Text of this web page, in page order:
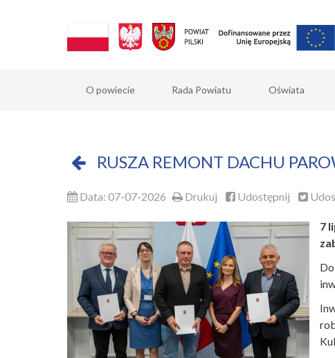
O powiecie Rada Powiatu Oświata
RUSZA REMONT DACHU
Data: 07-07-2026 Drukuj Udostępnij
7